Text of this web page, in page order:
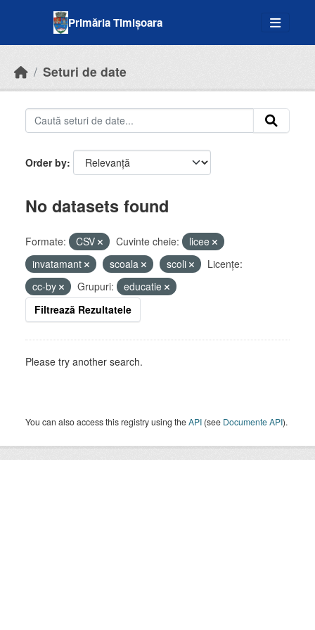
Primăria Timișoara
Seturi de date
Order by
No datasets found
Formate: CSV Cuvinte cheie:
licee
invatamant
scoala scoli
Licenţe:
cc-by
Grupuri:
educatie
Filtrează Rezultatele
Please try another search.
You can also access this registry using theAPI (see Documente API).